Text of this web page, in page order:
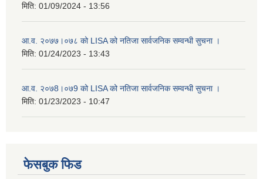
मिति: 01/09/2024 - 13:56
आ.व. २०७७।०७८ को LISA को नतिजा सार्वजनिक सम्वन्धी सुचना ।
मिति: 01/24/2023 - 13:43
आ.व. २०७8।०७9 को LISA को नतिजा सार्वजनिक सम्वन्धी सुचना ।
मिति: 01/23/2023 - 10:47
फेसबुक फिड